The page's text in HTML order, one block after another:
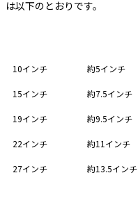
は以下のとおりです。
10インチ 約5インチ
15インチ 約7.5インチ
19インチ 約9.5インチ
22インチ 約11インチ
27インチ 約13.5インチ